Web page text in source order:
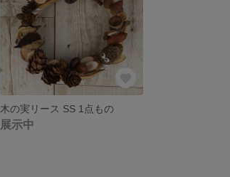
木の実リース SS 1点もの
展示中